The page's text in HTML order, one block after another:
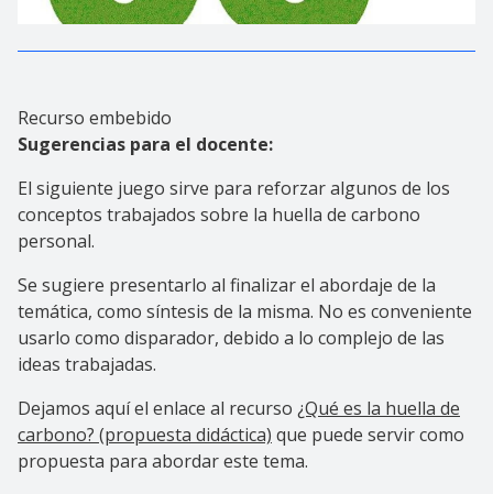
Recurso embebido
Sugerencias para el docente:
El siguiente juego sirve para reforzar algunos de los
conceptos trabajados sobre la huella de carbono
personal.
Se sugiere presentarlo al finalizar el abordaje de la
temática, como síntesis de la misma. No es conveniente
usarlo como disparador, debido a lo complejo de las
ideas trabajadas.
Dejamos aquí el enlace al recurso ¿Qué es la huella de
carbono? (propuesta didáctica) que puede servir como
propuesta para abordar este tema.